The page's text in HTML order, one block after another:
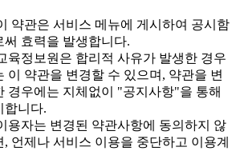
약관은 서비스 메뉴에 게시하여 공시함
써 효력을 발생합니다.
육정보원은 합리적 사유가 발생한 경우
이 약관을 변경할 수 있으며, 약관을 변
경우에는 지체없이 "공지사항"을 통해
합니다.
용자는 변경된 약관사항에 동의하지 않
, 언제나 서비스 이용을 중단하고 이용계